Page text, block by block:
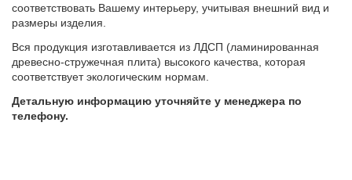
соответствовать Вашему интерьеру, учитывая внешний вид и
размеры изделия.
Вся продукция изготавливается из ЛДСП (ламинированная
древесно-стружечная плита) высокого качества, которая
соответствует экологическим нормам.
Детальную информацию уточняйте у менеджера по
телефону.